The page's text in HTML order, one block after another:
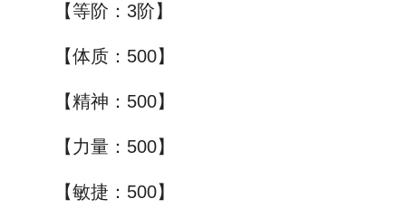
【等阶：3阶】
【体质：500】
【精神：500】
【力量：500】
【敏捷：500】